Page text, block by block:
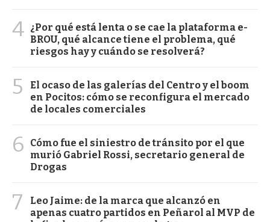
4 ¿Por qué está lenta o se cae la plataforma e-
BROU, qué alcance tiene el problema, qué
riesgos hay y cuándo se resolverá?
5
El ocaso de las galerías del Centro y el boom
en Pocitos: cómo se reconfigura el mercado
de locales comerciales
6
Cómo fue el siniestro de tránsito por el que
murió Gabriel Rossi, secretario general de
Drogas
7
Leo Jaime: de la marca que alcanzó en
apenas cuatro partidos en Peñarol al MVP de